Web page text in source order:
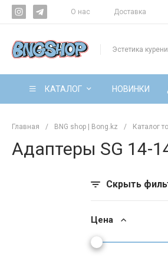
О нас Доставка
Эстетика
КАТАЛОГ НОВИНКИ
Главная / BNG shop | Bong.kz / Каталог
Адаптеры SG 14-
Скрыть
Цена